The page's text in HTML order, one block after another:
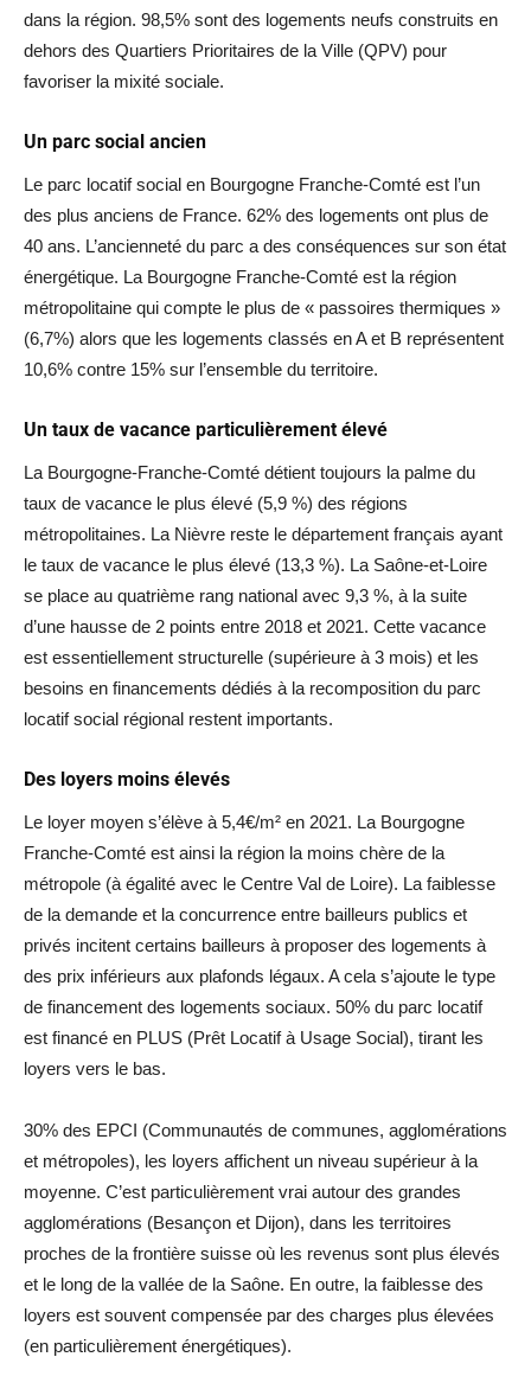
dans la région. 98,5% sont des logements neufs construits en
dehors des Quartiers Prioritaires de la Ville (QPV) pour
favoriser la mixité sociale.
Un parc social ancien
Le parc locatif social en Bourgogne Franche-Comté est l’un
des plus anciens de France. 62% des logements ont plus de
40 ans. L’ancienneté du parc a des conséquences sur son état
énergétique. La Bourgogne Franche-Comté est la région
métropolitaine qui compte le plus de « passoires thermiques »
(6,7%) alors que les logements classés en A et B représentent
10,6% contre 15% sur l’ensemble du territoire.
Un taux de vacance particulièrement élevé
La Bourgogne-Franche-Comté détient toujours la palme du
taux de vacance le plus élevé (5,9 %) des régions
métropolitaines. La Nièvre reste le département français ayant
le taux de vacance le plus élevé (13,3 %). La Saône-et-Loire
se place au quatrième rang national avec 9,3 %, à la suite
d’une hausse de 2 points entre 2018 et 2021. Cette vacance
est essentiellement structurelle (supérieure à 3 mois) et les
besoins en financements dédiés à la recomposition du parc
locatif social régional restent importants.
Des loyers moins élevés
Le loyer moyen s’élève à 5,4€/m² en 2021. La Bourgogne
Franche-Comté est ainsi la région la moins chère de la
métropole (à égalité avec le Centre Val de Loire). La faiblesse
de la demande et la concurrence entre bailleurs publics et
privés incitent certains bailleurs à proposer des logements à
des prix inférieurs aux plafonds légaux. A cela s’ajoute le type
de financement des logements sociaux. 50% du parc locatif
est financé en PLUS (Prêt Locatif à Usage Social), tirant les
loyers vers le bas.
30% des EPCI (Communautés de communes, agglomérations
et métropoles), les loyers affichent un niveau supérieur à la
moyenne. C’est particulièrement vrai autour des grandes
agglomérations (Besançon et Dijon), dans les territoires
proches de la frontière suisse où les revenus sont plus élevés
et le long de la vallée de la Saône. En outre, la faiblesse des
loyers est souvent compensée par des charges plus élevées
(en particulièrement énergétiques).